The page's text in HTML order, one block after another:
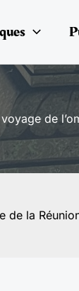
de
de la